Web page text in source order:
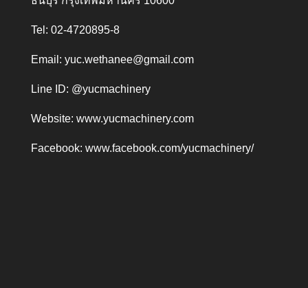
Tel: 02-4720895-8
Email: yuc.wethanee@gmail.com
Line ID: @yucmachinery
Website: www.yucmachinery.com
Facebook: www.facebook.com/yucmachinery/